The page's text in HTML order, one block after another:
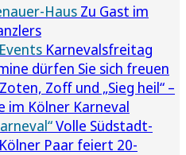
Haus Zu Gast im
Karnevalsfreitag
dürfen Sie sich freuen
Zoten, Zoff und „Sieg heil“ –
im Kölner Karneval
Volle Südstadt-
Paar feiert 20-